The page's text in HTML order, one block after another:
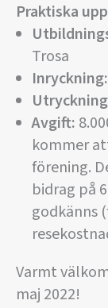
Praktiska
Trosa
Inryckning:
Avgift:
kommer
förening.
bidrag på
godkänns
Varmt
maj 2022!